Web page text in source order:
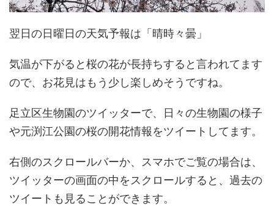
翌日の日曜日の天気予報は「晴時々曇」
気温が下がると桜の花が長持ちすると言われてます
ので、お花見はもう少し楽しめそうですね。
足立区生物園のツイッターで、日々の生物園の様子
や元渕江公園の桜の開花情報をツイートしてます。
右側のスクロールバーか、スマホでご覧の場合は、
ツイッターの画面の中をスクロールすると、過去の
ツイートも見ることができます。